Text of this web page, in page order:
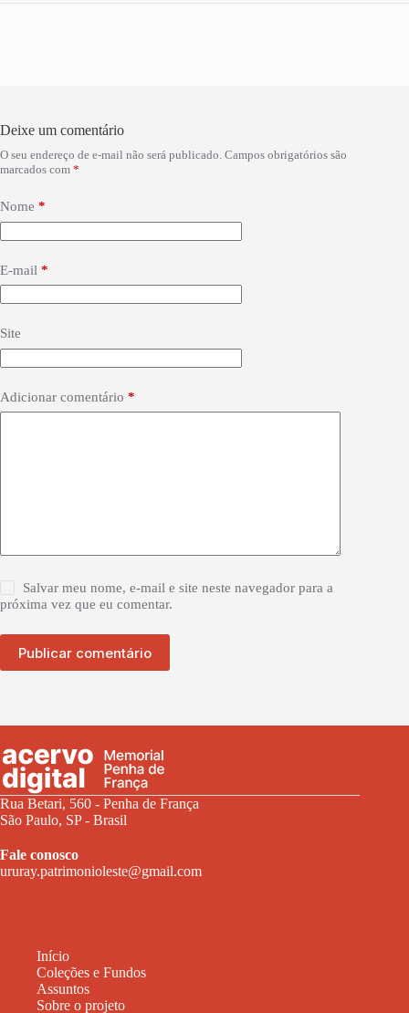
Deixe um comentário
O seu endereço de e-mail não será publicado. Campos obrigatórios são
marcados com *
Nome *
E-mail *
Site
Adicionar comentário *
Salvar meu nome, e-mail e site neste navegador para a
próxima vez que eu comentar.
Publicar comentário
Rua Betari, 560 - Penha de França
São Paulo, SP - Brasil
Fale conosco
ururay.patrimonioleste@gmail.com
Início
Coleções e Fundos
Assuntos
Sobre o projeto